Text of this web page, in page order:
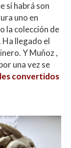
sí habrá son
uno en
la colección de
Ha llegado el
Y Muñoz ,
una vez se
convertidos